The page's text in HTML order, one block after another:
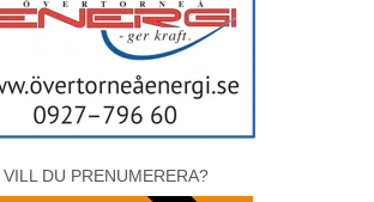
VILL DU PRENUMERERA?